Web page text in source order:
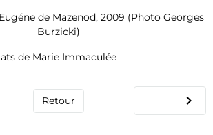
de Marie Immaculée
Retour